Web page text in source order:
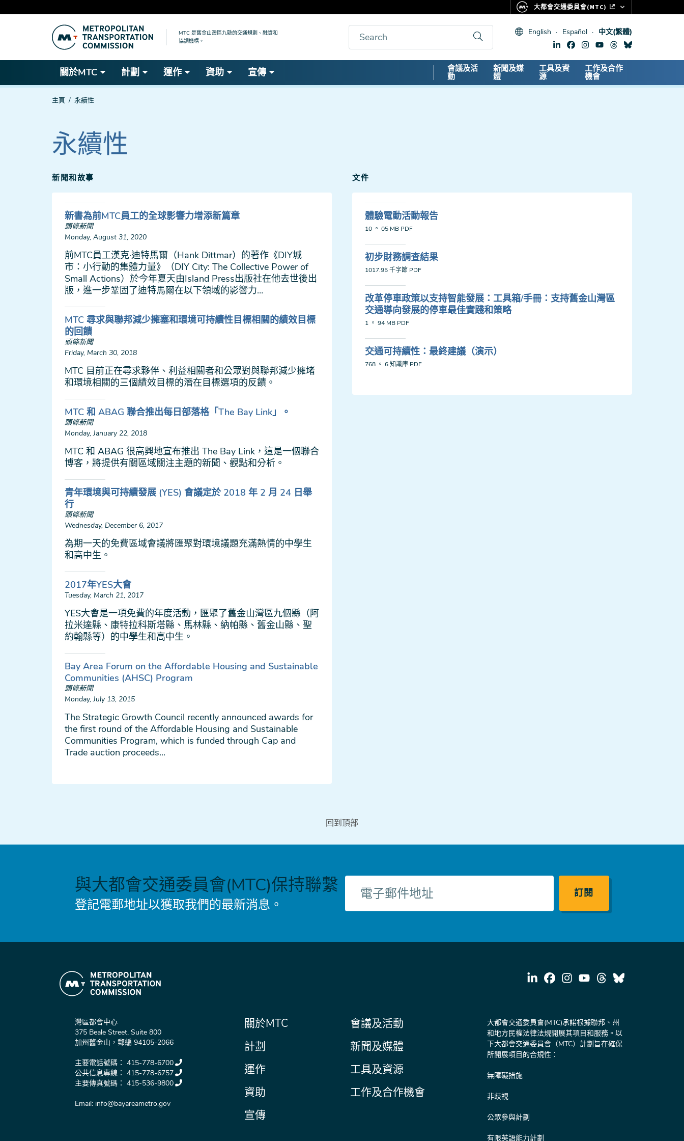
要
容
MTC 是舊金山灣區九縣的交通規劃、融資和
協調機構。
English Español 中文(繁體)
關於MTC 計劃 運作 資助 宣傳
Secondary
Nav
會議及活
動
新聞及媒
體
工具及資
源
工作及合作
機會
你
主頁 永續性
永續性
新聞和故事
新書為前MTC員工的全球影響力增添新篇章
頭條新聞
Monday, August 31, 2020
前MTC員工漢克·迪特馬爾（Hank Dittmar）的著作《DIY城
市：小行動的集體力量》（DIY City: The Collective Power of
Small Actions）於今年夏天由Island Press出版社在他去世後出
版，進一步鞏固了迪特馬爾在以下領域的影響力…
MTC 尋求與聯邦減少擁塞和環境可持續性目標相關的績效目標
的回饋
頭條新聞
Friday, March 30, 2018
MTC 目前正在尋求夥伴、利益相關者和公眾對與聯邦減少擁堵
和環境相關的三個績效目標的潛在目標選項的反饋。
MTC 和 ABAG 聯合推出每日部落格「The Bay Link」。
頭條新聞
Monday, January 22, 2018
MTC 和 ABAG 很高興地宣布推出 The Bay Link，這是一個聯合
博客，將提供有關區域關注主題的新聞、觀點和分析。
青年環境與可持續發展 (YES) 會議定於 2018 年 2 月 24 日舉
行
頭條新聞
Wednesday, December 6, 2017
為期一天的免費區域會議將匯聚對環境議題充滿熱情的中學生
和高中生。
2017年YES大會
Tuesday, March 21, 2017
YES大會是一項免費的年度活動，匯聚了舊金山灣區九個縣（阿
拉米達縣、康特拉科斯塔縣、馬林縣、納帕縣、舊金山縣、聖
約翰縣等）的中學生和高中生。
Bay Area Forum on the Affordable Housing and Sustainable
Communities (AHSC) Program
頭條新聞
Monday, July 13, 2015
The Strategic Growth Council recently announced awards for
the first round of the Affordable Housing and Sustainable
Communities Program, which is funded through Cap and
Trade auction proceeds...
文件
體驗電動活動報告
10 。 05 MB PDF
初步財務調查結果
1017.95 千字節 PDF
改革停車政策以支持智能發展：工具箱/手冊：支持舊金山灣區
交通導向發展的停車最佳實踐和策略
1 。 94 MB PDF
交通可持續性：最終建議（演示）
768 。 6 知識庫 PDF
回到頂部
與大都會交通委員會(MTC)保持聯繫
登記電郵地址以獲取我們的最新消息。
電
灣區都會中心
375 Beale Street, Suite 800
加州舊金山，郵編 94105-2066
主要電話號碼： 415-778-6700
公共信息專線： 415-778-6757
主要傳真號碼： 415-536-9800
Email: info@bayareametro.gov
主
菜
單
關於MTC
計劃
運作
資助
宣傳
Secondary
會議及活動
新聞及媒體
工具及資源
工作及合作機會
大都會交通委員會(MTC)承諾根據聯邦、州
和地方民權法律法規開展其項目和服務。以
下大都會交通委員會（MTC）計劃旨在確保
所開展項目的合規性：
無障礙措施
非歧視
公眾參與計劃
有限英語能力計劃
大都會交通委員會(MTC)
CLIPPER CARD
生命體徵